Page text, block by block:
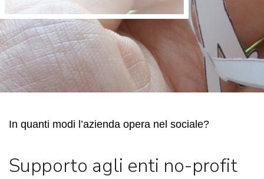
In quanti modi l’azienda opera nel sociale?
Supporto agli enti no-profit